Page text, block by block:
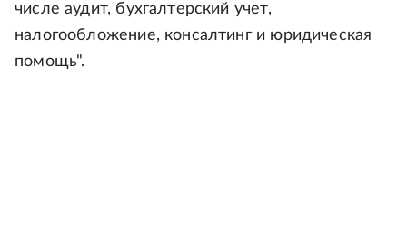
числе аудит, бухгалтерский учет,
налогообложение, консалтинг и юридическая
помощь".